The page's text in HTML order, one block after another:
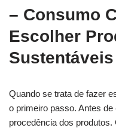
– Consumo
Escolher
Quando⁤ se trata de fazer
​o​ primeiro passo. Antes‍
procedência dos